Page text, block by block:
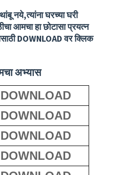
नये,त्यांना घरच्या घरी
आमचा हा छोटासा प्रयत्न
DOWNLOAD वर क्लिक
अभ्यास
DOWNLOAD
DOWNLOAD
DOWNLOAD
DOWNLOAD